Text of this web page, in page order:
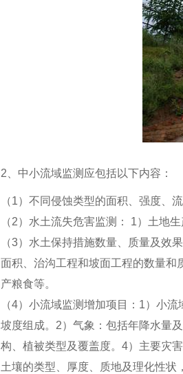
2、中小流域监测应包括以下内容：
（1）不同侵蚀类型的面积、强度、
（2）水土流失危害监测： 1）土地
（3）水土保持措施数量、质量及效
面积、治沟工程和坡面工程的数量和
产粮食等。
（4）小流域监测增加项目：1）小
坡度组成。2）气象：包括年降水量
构、植被类型及覆盖度。4）主要灾
土壤的类型、厚度、质地及理化性